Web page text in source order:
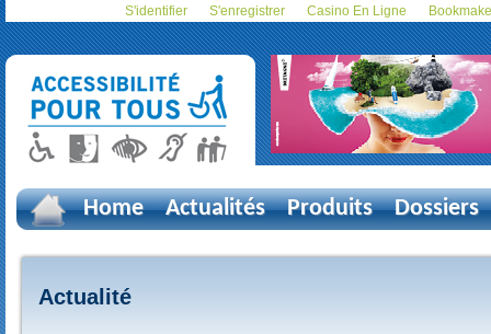
S'identifier S'enregistrer Casino En Ligne
Home Actualités Produits Dossiers
Actualité